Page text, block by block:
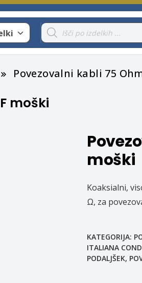
Products
search
Povezovalni kabli 75
moški
moški
Koaksialni,
Ω, za
KATEGORIJA:
ITALIANA
PODALJŠEK,